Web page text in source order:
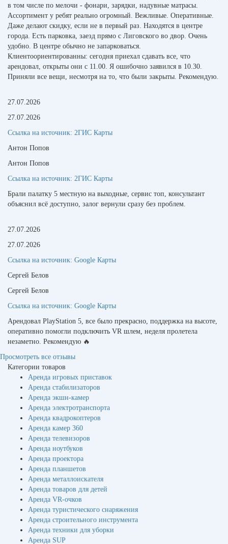
в том числе по мелочи - фонари, зарядки, надувные матрасы.
Ассортимент у ребят реально огромный. Вежливые. Оперативные.
Даже делают скидку, если не в первый раз. Находятся в центре
города. Есть парковка, заезд прямо с Лиговского во двор. Очень
удобно. В центре обычно не запарковаться.
Клиентоориентированны: сегодня приехал сдавать все, что
арендовал, открыты они с 11.00. Я ошибочно заявился в 10.30.
Приняли все вещи, несмотря на то, что были закрыты. Рекомендую.
27.07.2026
27.07.2026
Ссылка на источник: 2ГИС Карты
Антон Попов
Антон Попов
Ссылка на источник: 2ГИС Карты
Брали палатку 5 местную на выходные, сервис топ, консультант
объяснил всё доступно, залог вернули сразу без проблем.
27.07.2026
27.07.2026
Ссылка на источник: Google Карты
Сергей Белов
Сергей Белов
Ссылка на источник: Google Карты
Арендовал PlayStation 5, все было прекрасно, поддержка на высоте,
оперативно помогли подключить VR шлем, неделя пролетела
незаметно. Рекомендую 🔥
Просмотреть все отзывы
Категории товаров
Аренда игровых приставок
Аренда стабилизаторов
Аренда экшн-камер
Аренда электротранспорта
Аренда квадрокоптеров
Аренда камер 360
Аренда телевизоров
Аренда ноутбуков
Аренда проектора
Аренда планшетов
Аренда металлоискателя
Аренда товаров для детей
Аренда VR-очков
Аренда туристического снаряжения
Аренда строительного инструмента
Аренда техники для уборки
Аренда SUP